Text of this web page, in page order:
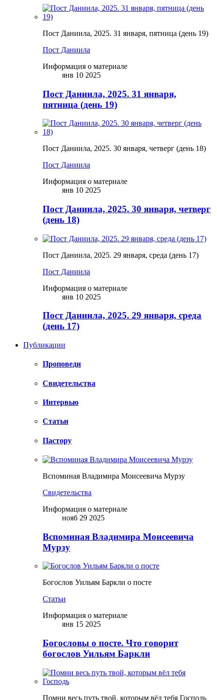
Пост Даниила, 2025. 31 января, пятница (день 19)
Пост Даниила
Информация о материале
янв 10 2025
Пост Даниила, 2025. 31 января,
пятница (день 19)
Пост Даниила, 2025. 30 января, четверг (день 18)
Пост Даниила
Информация о материале
янв 10 2025
Пост Даниила, 2025. 30 января, четверг
(день 18)
Пост Даниила, 2025. 29 января, среда (день 17)
Пост Даниила
Информация о материале
янв 10 2025
Пост Даниила, 2025. 29 января, среда
(день 17)
Публикации
Проповеди
Свидетельства
Интервью
Статьи
Пастору
Вспоминая Владимира Моисеевича Мурзу
Свидетельства
Информация о материале
нояб 29 2025
Вспоминая Владимира Моисеевича
Мурзу
Богослов Уильям Баркли о посте
Статьи
Информация о материале
янв 15 2025
Богословы о посте. Что говорит
богослов Уильям Баркли
Помни весь путь твой, которым вёл тебя Господь